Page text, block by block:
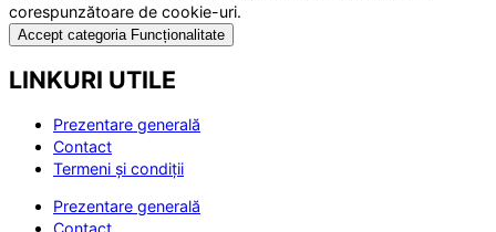
corespunzătoare de cookie-uri.
Accept categoria Funcționalitate
LINKURI UTILE
Prezentare generală
Contact
Termeni și condiții
Prezentare generală
Contact